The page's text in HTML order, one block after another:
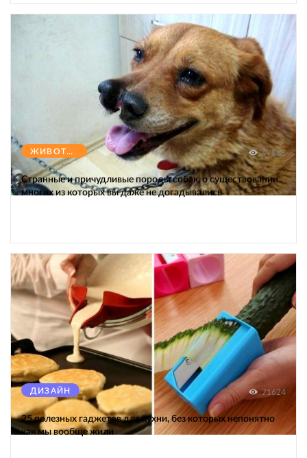
ЖИВОТНЫЕ 47588
Странные и причудливые породы собак, о существовании
многих из которых вы даже не догадывались
ДИЗАЙН 71624
25 полезных гаджетов для кухни, без которых непонятно
как мы вообще жили